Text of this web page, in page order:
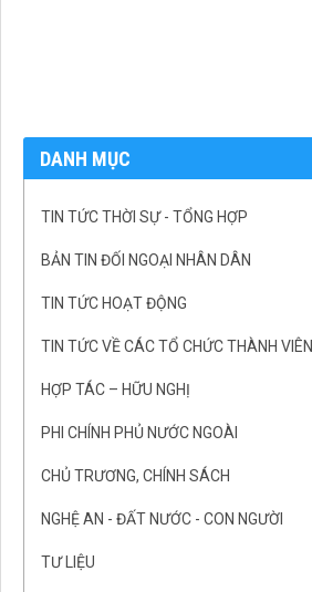
DANH MỤC
TIN TỨC THỜI SỰ - TỔNG HỢP
BẢN TIN ĐỐI NGOẠI NHÂN DÂN
TIN TỨC HOẠT ĐỘNG
TIN TỨC VỀ CÁC TỔ CHỨC THÀNH VIÊN
HỢP TÁC – HỮU NGHỊ
PHI CHÍNH PHỦ NƯỚC NGOÀI
CHỦ TRƯƠNG, CHÍNH SÁCH
NGHỆ AN - ĐẤT NƯỚC - CON NGƯỜI
TƯ LIỆU